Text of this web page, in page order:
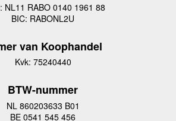
NL11 RABO 0140 1961 88
BIC: RABONL2U
van Koophandel
Kvk: 75240440
BTW-nummer
NL 860203633 B01
BE 0541 545 456